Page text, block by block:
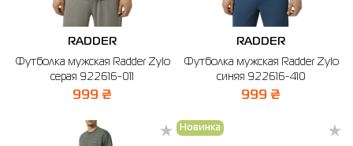
RADDER
Футболка мужская Radder Zylo
серая 922616-011
999 ₴
RADDER
Футболка мужская Radder Zylo
синяя 922616-410
999 ₴
Новинка